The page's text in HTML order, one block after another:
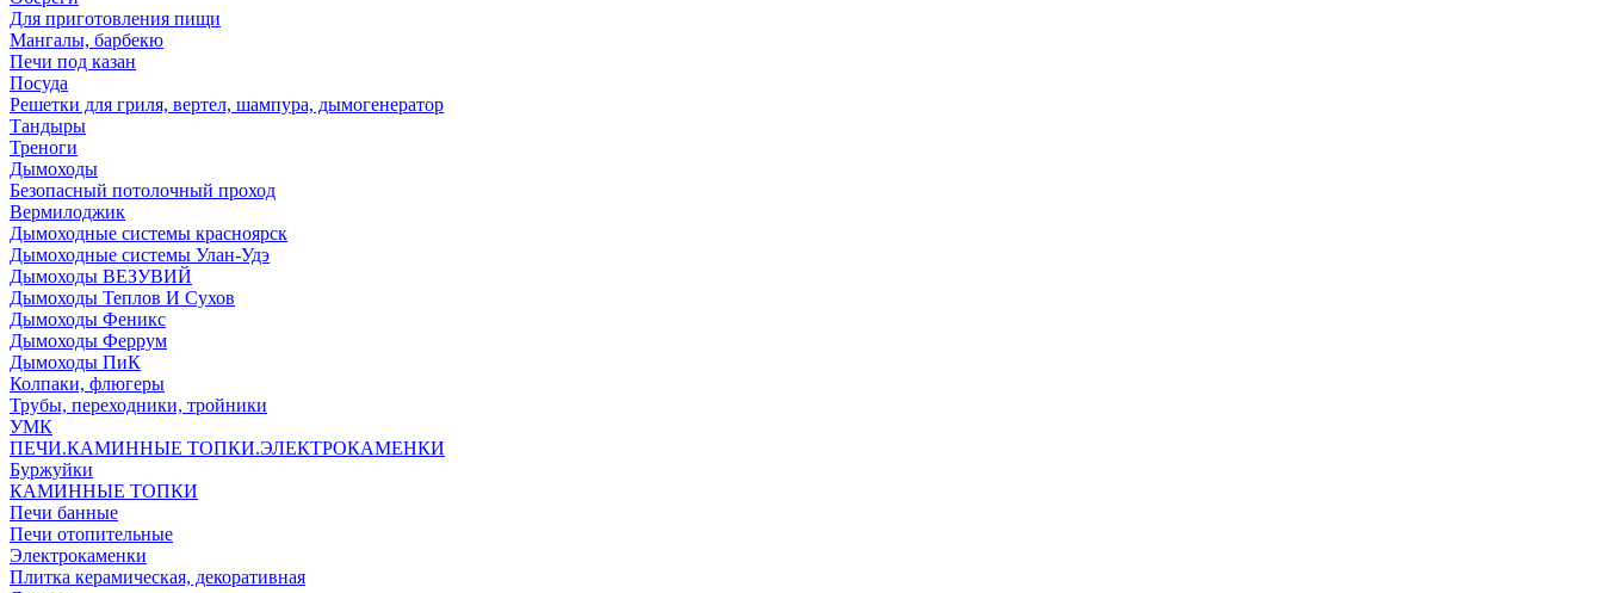
Для приготовления пищи
Мангалы, барбекю
Печи под казан
Посуда
Решетки для гриля, вертел, шампура, дымогенератор
Тандыры
Треноги
Дымоходы
Безопасный потолочный проход
Вермилоджик
Дымоходные системы красноярск
Дымоходные системы Улан-Удэ
Дымоходы ВЕЗУВИЙ
Дымоходы Теплов И Сухов
Дымоходы Феникс
Дымоходы Феррум
Дымоходы ПиК
Колпаки, флюгеры
Трубы, переходники, тройники
УМК
ПЕЧИ.КАМИННЫЕ ТОПКИ.ЭЛЕКТРОКАМЕНКИ
Буржуйки
КАМИННЫЕ ТОПКИ
Печи банные
Печи отопительные
Электрокаменки
Плитка керамическая, декоративная